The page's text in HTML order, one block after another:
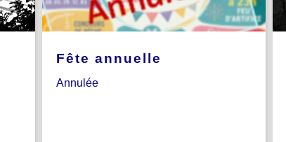
Fête annuelle
Annulée